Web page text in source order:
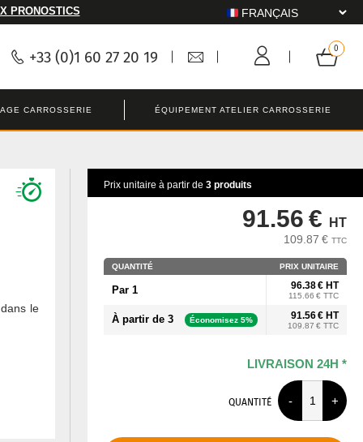
PRONOSTICS
+33 (0)1 60 27 20 19
CARROSSERIE ÉQUIPEMENT ATELIER CARROSSERIE
le
Prix unitaire à partir de 3 produits
QUANTITÉ PRIX UNITAIRE
Par 1 96.38 € HT
115.66 € TTC
À partir de 3 Économisez 5% 91.56 € HT
109.87 € TTC
LIVRAISON 24H *
91.56 € HT
109.87 € TTC
QUANTITÉ